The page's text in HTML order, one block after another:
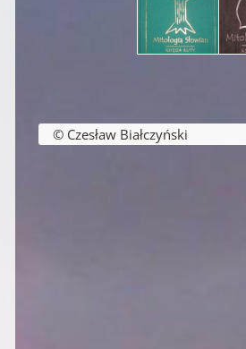
© Czesław Białczyński